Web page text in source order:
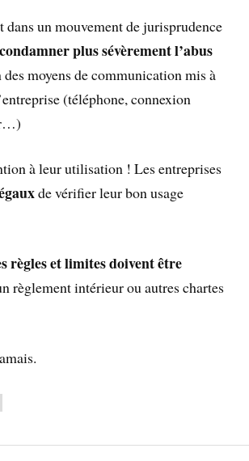
dans un mouvement de jurisprudence
condamner plus sévèrement l’abus
moyens de communication mis à
(téléphone, connexion
à leur utilisation ! Les entreprises
de vérifier leur bon usage
règles et limites doivent être
règlement intérieur ou autres chartes